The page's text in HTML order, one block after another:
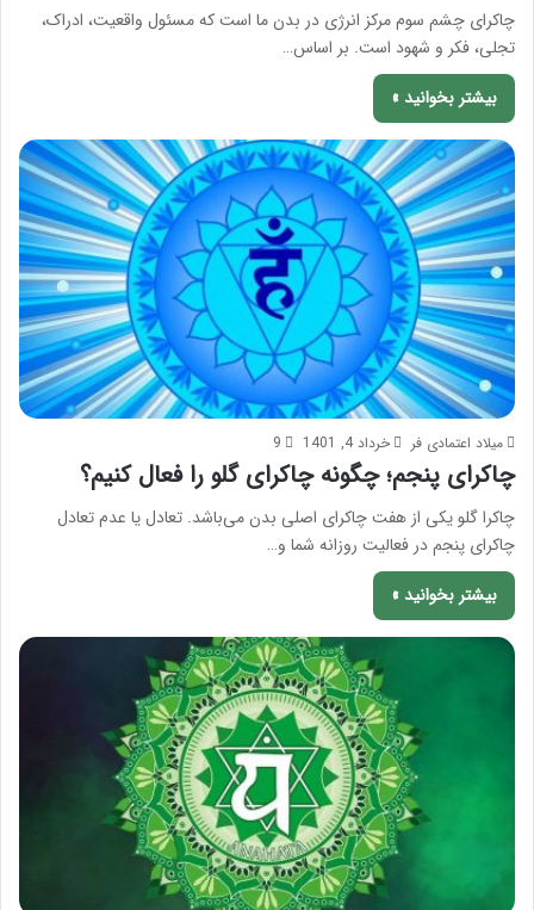
چاکرای چشم سوم مرکز انرژی در بدن ما است که مسئول واقعیت، ادراک،
تجلی، فکر و شهود است. بر اساس…
بیشتر بخوانید »
میلاد اعتمادی فر خرداد 4, 1401 9
چاکرای پنجم؛ چگونه چاکرای گلو را فعال کنیم؟
چاکرا گلو یکی از هفت چاکرای اصلی بدن می‌باشد. تعادل یا عدم تعادل
چاکرای پنجم در فعالیت روزانه شما و…
بیشتر بخوانید »